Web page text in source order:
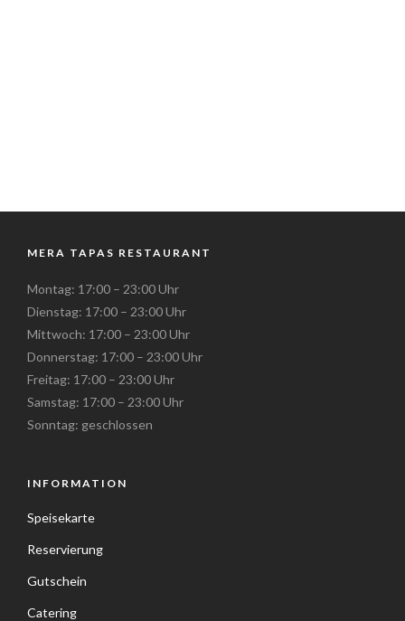
MERA TAPAS RESTAURANT
Montag: 17:00 – 23:00 Uhr
Dienstag: 17:00 – 23:00 Uhr
Mittwoch: 17:00 – 23:00 Uhr
Donnerstag: 17:00 – 23:00 Uhr
Freitag: 17:00 – 23:00 Uhr
Samstag: 17:00 – 23:00 Uhr
Sonntag: geschlossen
INFORMATION
Speisekarte
Reservierung
Gutschein
Catering